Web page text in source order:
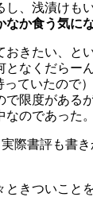
、浅漬け
なか食う気に
きたい、と
なくだら
ていたので
限度がある
のであった。
際書評も書
きついこ